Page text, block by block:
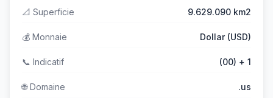
📐 Superficie 9.629.090 km2
💰 Monnaie Dollar (USD)
📞 Indicatif (00) + 1
🌐Domaine .us